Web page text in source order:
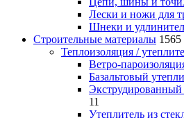
Лески и ножи для
Шнеки и
Строительные материалы 1565
Теплоизоляция /
Ветро-
Базальтовый
11
Утеплитель из